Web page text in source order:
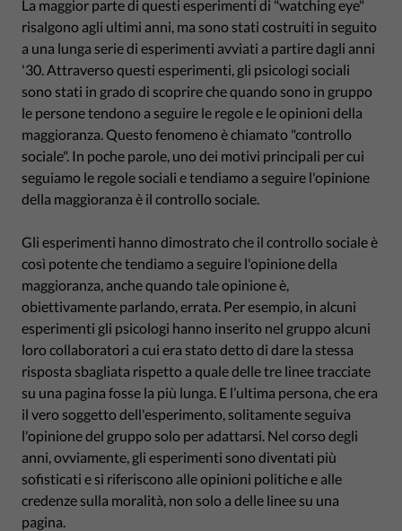
La maggior parte di questi esperimenti di "watching eye"
risalgono agli ultimi anni, ma sono stati costruiti in seguito
a una lunga serie di esperimenti avviati a partire dagli anni
'30. Attraverso questi esperimenti, gli psicologi sociali
sono stati in grado di scoprire che quando sono in gruppo
le persone tendono a seguire le regole e le opinioni della
maggioranza. Questo fenomeno è chiamato "controllo
sociale". In poche parole, uno dei motivi principali per cui
seguiamo le regole sociali e tendiamo a seguire l'opinione
della maggioranza è il controllo sociale.
Gli esperimenti hanno dimostrato che il controllo sociale è
così potente che tendiamo a seguire l'opinione della
maggioranza, anche quando tale opinione è,
obiettivamente parlando, errata. Per esempio, in alcuni
esperimenti gli psicologi hanno inserito nel gruppo alcuni
loro collaboratori a cui era stato detto di dare la stessa
risposta sbagliata rispetto a quale delle tre linee tracciate
su una pagina fosse la più lunga. E l’ultima persona, che era
il vero soggetto dell'esperimento, solitamente seguiva
l'opinione del gruppo solo per adattarsi. Nel corso degli
anni, ovviamente, gli esperimenti sono diventati più
sofisticati e si riferiscono alle opinioni politiche e alle
credenze sulla moralità, non solo a delle linee su una
pagina.